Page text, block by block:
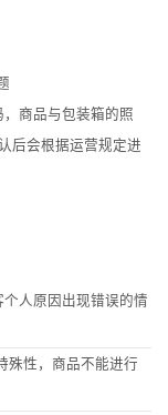
商品与包装箱的照
后会根据运营规定进
人原因出现错误的情
殊性，商品不能进行